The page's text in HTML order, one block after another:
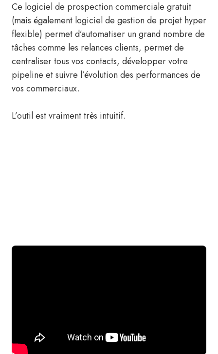
Ce logiciel de prospection commerciale gratuit
(mais également logiciel de gestion de projet hyper
flexible) permet d’automatiser un grand nombre de
tâches comme les relances clients, permet de
centraliser tous vos contacts, développer votre
pipeline et suivre l’évolution des performances de
vos commerciaux.
L’outil est vraiment très intuitif.